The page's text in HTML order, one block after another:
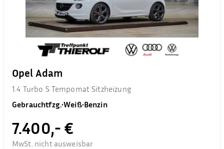
Opel Adam
1.4 Turbo S Tempomat Sitzheizung
Gebrauchtfzg.•Weiß•Benzin
7.400,- €
MwSt. nicht ausweisbar